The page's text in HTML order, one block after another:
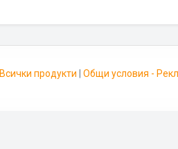
Всички продукти Общи условия -